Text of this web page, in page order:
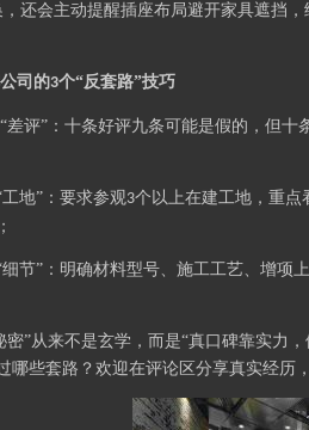
还会主动提醒插座布局避开家具遮挡
司的3个“反套路”技巧
差评”：十条好评九条可能是假的，但
地”：要求参观3个以上在建工地，重点
节”：明确材料型号、施工工艺、增项
密”从来不是玄学，而是“真口碑靠实力
哪些套路？欢迎在评论区分享真实经历